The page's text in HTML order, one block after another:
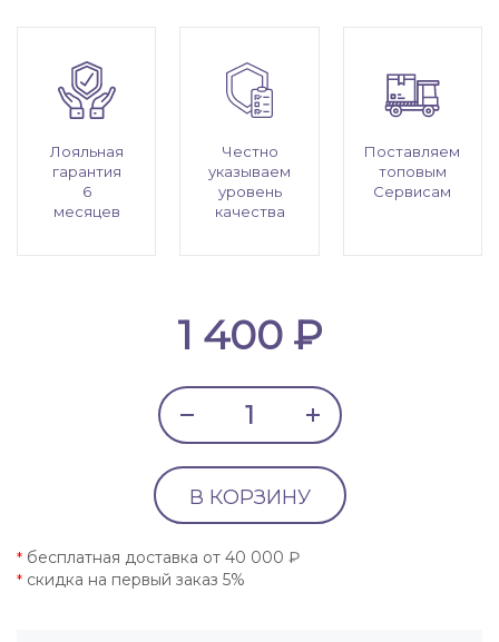
Лояльная
гарантия
6
месяцев
Честно
указываем
уровень
качества
Поставляем
топовым
Сервисам
1 400 ₽
В КОРЗИНУ
* бесплатная доставка от 40 000 ₽
* скидка на первый заказ 5%